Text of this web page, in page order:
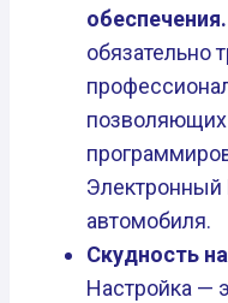
обеспечения.
обязательно
позволяющих
Электронный
автомобиля.
Скудность
Настройка —